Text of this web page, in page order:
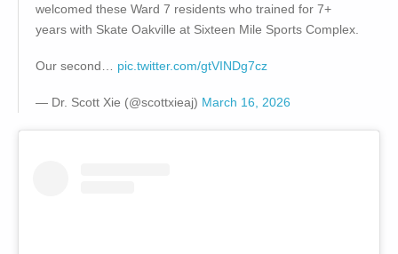
welcomed these Ward 7 residents who trained for 7+
years with Skate Oakville at Sixteen Mile Sports Complex.
Our second… pic.twitter.com/gtVINDg7cz
— Dr. Scott Xie (@scottxieaj) March 16, 2026